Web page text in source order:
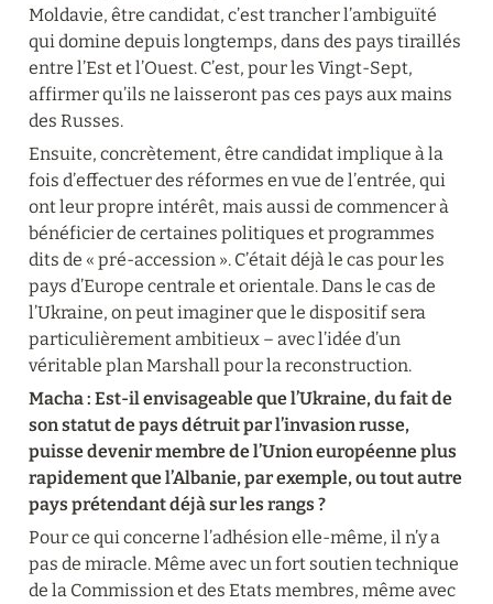
Moldavie, être candidat, c’est trancher l’ambiguïté
qui domine depuis longtemps, dans des pays tiraillés
entre l’Est et l’Ouest. C’est, pour les Vingt-Sept,
affirmer qu’ils ne laisseront pas ces pays aux mains
des Russes.
Ensuite, concrètement, être candidat implique à la
fois d’effectuer des réformes en vue de l’entrée, qui
ont leur propre intérêt, mais aussi de commencer à
bénéficier de certaines politiques et programmes
dits de « pré-accession ». C’était déjà le cas pour les
pays d’Europe centrale et orientale. Dans le cas de
l’Ukraine, on peut imaginer que le dispositif sera
particulièrement ambitieux – avec l’idée d’un
véritable plan Marshall pour la reconstruction.
Macha : Est-il envisageable que l’Ukraine, du fait de
son statut de pays détruit par l’invasion russe,
puisse devenir membre de l’Union européenne plus
rapidement que l’Albanie, par exemple, ou tout autre
pays prétendant déjà sur les rangs ?
Pour ce qui concerne l’adhésion elle-même, il n’y a
pas de miracle. Même avec un fort soutien technique
de la Commission et des Etats membres, même avec